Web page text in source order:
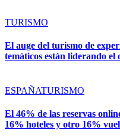
TURISMO
El auge del turismo de
temáticos están liderando el
ESPAÑATURISMO
El 46% de las reservas
16% hoteles y otro 16%